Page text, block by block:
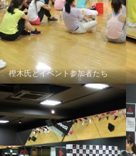
樫木氏とイベント参加者たち